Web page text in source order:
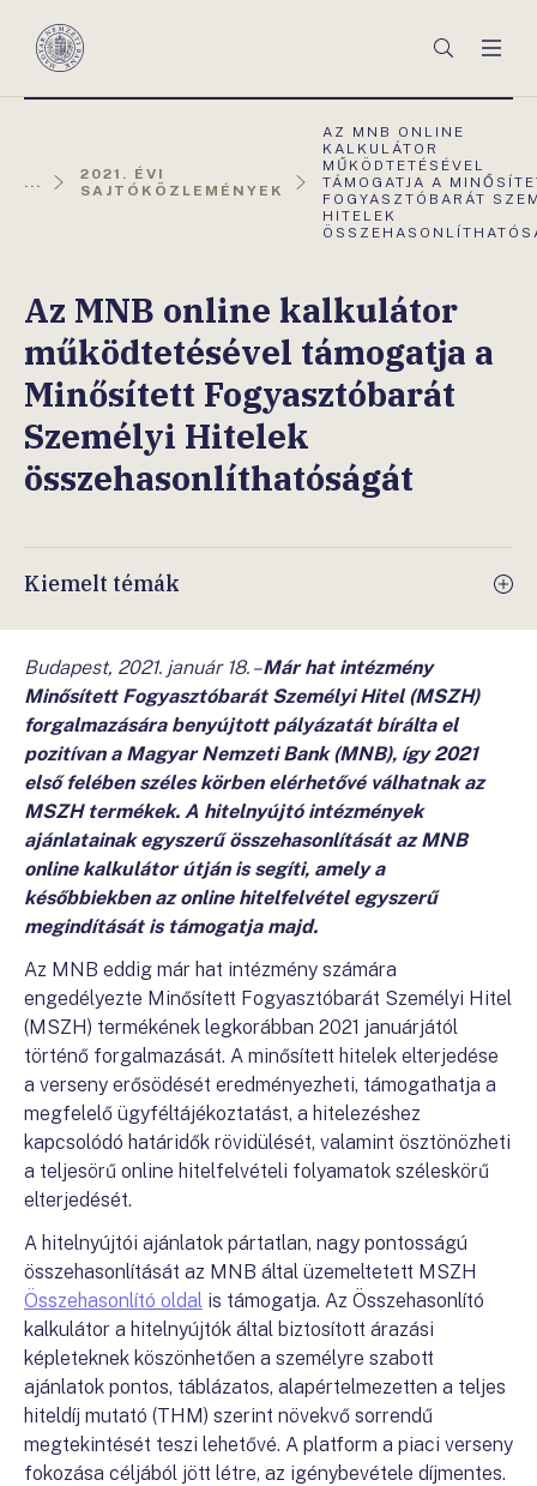
Magyar
Keresés
...
2021. ÉVI
SAJTÓKÖZLEMÉNYEK
AKTUÁLIS
OLDAL:
AZ MNB ONLINE
KALKULÁTOR
MŰKÖDTETÉSÉVEL
TÁMOGATJA A
FOGYASZTÓBARÁT
HITELEK
Az MNB online kalkulátor
működtetésével támogatja a
Minősített Fogyasztóbarát
Személyi Hitelek
összehasonlíthatóságát
Kiemelt témák
Budapest, 2021. január 18. –Már hat intézmény
Minősített Fogyasztóbarát Személyi Hitel (MSZH)
forgalmazására benyújtott pályázatát bírálta el
pozitívan a Magyar Nemzeti Bank (MNB), így 2021
első felében széles körben elérhetővé válhatnak az
MSZH termékek. A hitelnyújtó intézmények
ajánlatainak egyszerű összehasonlítását az MNB
online kalkulátor útján is segíti, amely a
későbbiekben az online hitelfelvétel egyszerű
megindítását is támogatja majd.
Az MNB eddig már hat intézmény számára
engedélyezte Minősített Fogyasztóbarát Személyi Hitel
(MSZH) termékének legkorábban 2021 januárjától
történő forgalmazását. A minősített hitelek elterjedése
a verseny erősödését eredményezheti, támogathatja a
megfelelő ügyféltájékoztatást, a hitelezéshez
kapcsolódó határidők rövidülését, valamint ösztönözheti
a teljesörű online hitelfelvételi folyamatok széleskörű
elterjedését.
A hitelnyújtói ajánlatok pártatlan, nagy pontosságú
összehasonlítását az MNB által üzemeltetett MSZH
Összehasonlító oldal is támogatja. Az Összehasonlító
kalkulátor a hitelnyújtók által biztosított árazási
képleteknek köszönhetően a személyre szabott
ajánlatok pontos, táblázatos, alapértelmezetten a teljes
hiteldíj mutató (THM) szerint növekvő sorrendű
megtekintését teszi lehetővé. A platform a piaci verseny
fokozása céljából jött létre, az igénybevétele díjmentes.